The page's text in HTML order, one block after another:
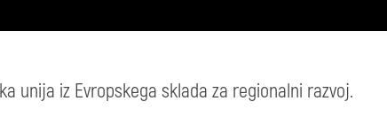
unija iz Evropskega sklada za regionalni razvoj.